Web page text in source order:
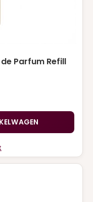
Parfum Refill